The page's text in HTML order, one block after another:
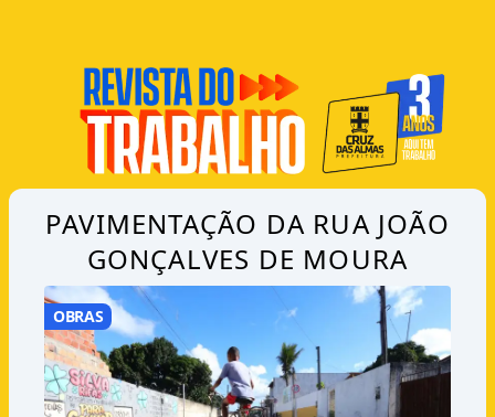
PAVIMENTAÇÃO DA RUA JOÃO
GONÇALVES DE MOURA
OBRAS